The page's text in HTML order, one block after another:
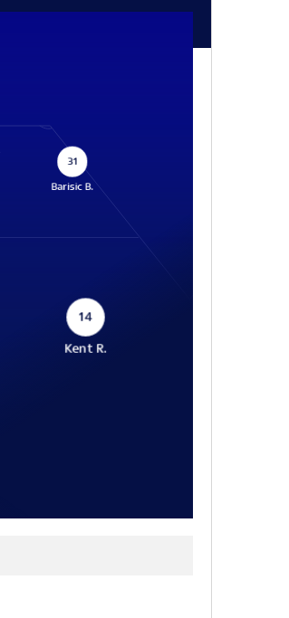
31
Barisic B.
14
Kent R.